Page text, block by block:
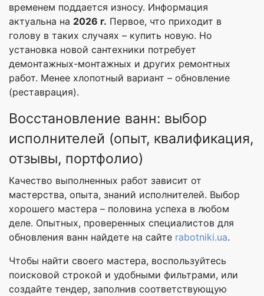
временем поддается износу. Информация
актуальна на 2026 г. Первое, что приходит в
голову в таких случаях – купить новую. Но
установка новой сантехники потребует
демонтажных-монтажных и других ремонтных
работ. Менее хлопотный вариант – обновление
(реставрация).
Восстановление ванн: выбор
исполнителей (опыт, квалификация,
отзывы, портфолио)
Качество выполненных работ зависит от
мастерства, опыта, знаний исполнителей. Выбор
хорошего мастера – половина успеха в любом
деле. Опытных, проверенных специалистов для
обновления ванн найдете на сайте rabotniki.ua.
Чтобы найти своего мастера, воспользуйтесь
поисковой строкой и удобными фильтрами, или
создайте тендер, заполнив соответствующую